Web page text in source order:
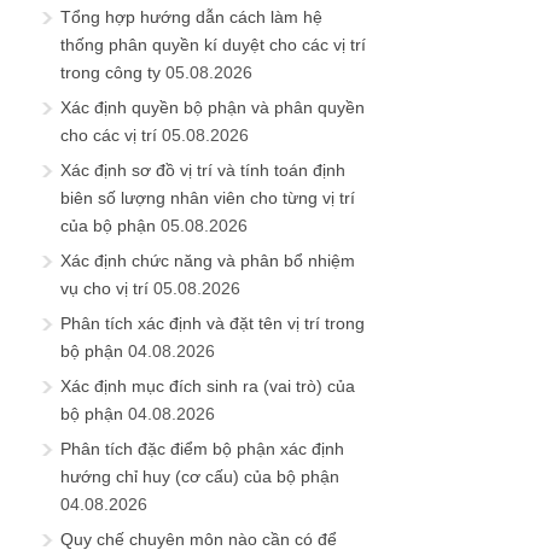
Tổng hợp hướng dẫn cách làm hệ
thống phân quyền kí duyệt cho các vị trí
trong công ty 05.08.2026
Xác định quyền bộ phận và phân quyền
cho các vị trí 05.08.2026
Xác định sơ đồ vị trí và tính toán định
biên số lượng nhân viên cho từng vị trí
của bộ phận 05.08.2026
Xác định chức năng và phân bổ nhiệm
vụ cho vị trí 05.08.2026
Phân tích xác định và đặt tên vị trí trong
bộ phận 04.08.2026
Xác định mục đích sinh ra (vai trò) của
bộ phận 04.08.2026
Phân tích đặc điểm bộ phận xác định
hướng chỉ huy (cơ cấu) của bộ phận
04.08.2026
Quy chế chuyên môn nào cần có để